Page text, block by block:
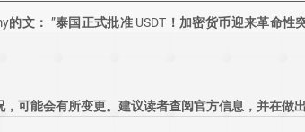
的文： ”泰国正式批准 USDT！加密货币迎来革命性
可能会有所变更。建议读者查阅官方信息，并在做